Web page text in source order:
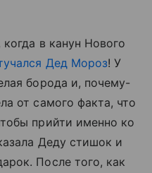
в канун Нового
Дед Мороз! У
борода и, почему-
от самого факта, что
прийти именно ко
Деду стишок и
После того, как